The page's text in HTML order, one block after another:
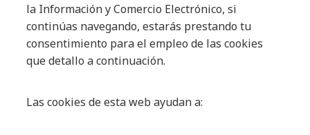
la Información y Comercio Electrónico, si
continúas navegando, estarás prestando tu
consentimiento para el empleo de las cookies
que detallo a continuación.
Las cookies de esta web ayudan a: